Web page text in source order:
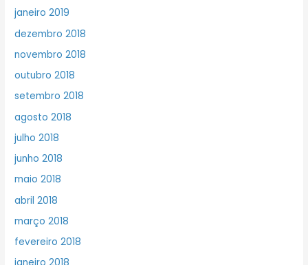
janeiro 2019
dezembro 2018
novembro 2018
outubro 2018
setembro 2018
agosto 2018
julho 2018
junho 2018
maio 2018
abril 2018
março 2018
fevereiro 2018